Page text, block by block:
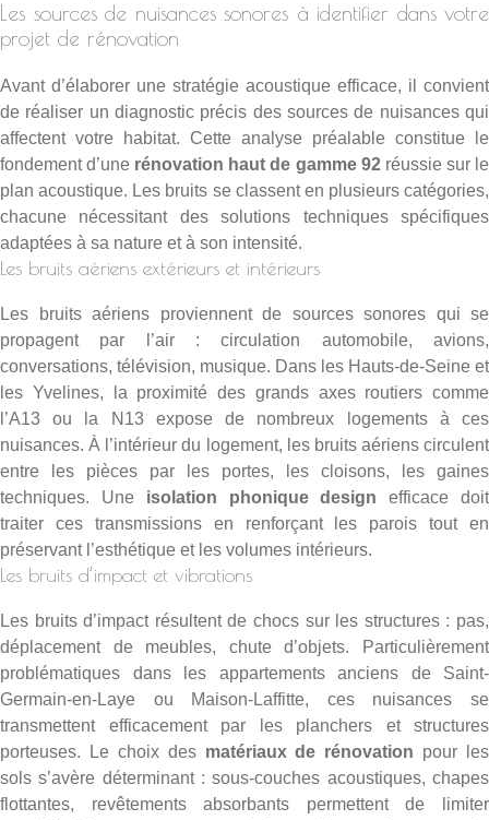
Les sources de nuisances sonores à identifier dans votre
projet de rénovation
Avant d’élaborer une stratégie acoustique efficace, il convient
de réaliser un diagnostic précis des sources de nuisances qui
affectent votre habitat. Cette analyse préalable constitue le
fondement d’une rénovation haut de gamme 92réussie sur le
plan acoustique. Les bruits se classent en plusieurs catégories,
chacune nécessitant des solutions techniques spécifiques
adaptées à sa nature et à son intensité.
Les bruits aériens extérieurs et intérieurs
Les bruits aériens proviennent de sources sonores qui se
propagent par l’air : circulation automobile, avions,
conversations, télévision, musique. Dans les Hauts-de-Seine et
les Yvelines, la proximité des grands axes routiers comme
l’A13 ou la N13 expose de nombreux logements à ces
nuisances. À l’intérieur du logement, les bruits aériens circulent
entre les pièces par les portes, les cloisons, les gaines
techniques. Une isolation phonique design efficace doit
traiter ces transmissions en renforçant les parois tout en
préservant l’esthétique et les volumes intérieurs.
Les bruits d’impact et vibrations
Les bruits d’impact résultent de chocs sur les structures : pas,
déplacement de meubles, chute d’objets. Particulièrement
problématiques dans les appartements anciens de Saint-
Germain-en-Laye ou Maison-Laffitte, ces nuisances se
transmettent efficacement par les planchers et structures
porteuses. Le choix des matériaux de rénovation pour les
sols s’avère déterminant : sous-couches acoustiques, chapes
flottantes, revêtements absorbants permettent de limiter